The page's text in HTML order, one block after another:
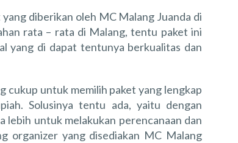
diberikan oleh MC Malang Juanda di
rata – rata di Malang, tentu paket ini
yang di dapat tentunya berkualitas dan
cukup untuk memilih paket yang lengkap
Solusinya tentu ada, yaitu dengan
lebih untuk melakukan perencanaan dan
organizer yang disediakan MC Malang